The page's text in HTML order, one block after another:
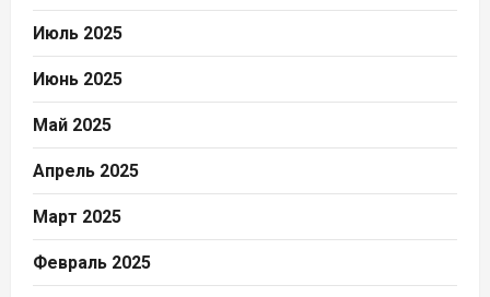
Июль 2025
Июнь 2025
Май 2025
Апрель 2025
Март 2025
Февраль 2025